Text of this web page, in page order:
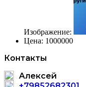
Изображение:
Цена: 1000000
Контакты
Алексей